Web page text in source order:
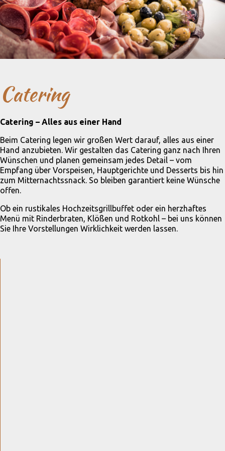
Catering
Catering – Alles aus einer Hand
Beim Catering legen wir großen Wert darauf, alles aus einer
Hand anzubieten. Wir gestalten das Catering ganz nach Ihren
Wünschen und planen gemeinsam jedes Detail – vom
Empfang über Vorspeisen, Hauptgerichte und Desserts bis hin
zum Mitternachtssnack. So bleiben garantiert keine Wünsche
offen.
Ob ein rustikales Hochzeitsgrillbuffet oder ein herzhaftes
Menü mit Rinderbraten, Klößen und Rotkohl – bei uns können
Sie Ihre Vorstellungen Wirklichkeit werden lassen.